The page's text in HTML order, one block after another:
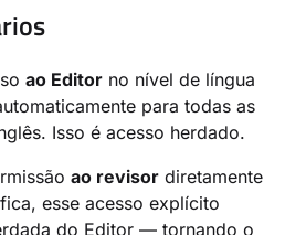
ao Editor no nível de língua
para todas as
Isso é acesso herdado.
ao revisor diretamente
esse acesso explícito
do Editor — tornando o